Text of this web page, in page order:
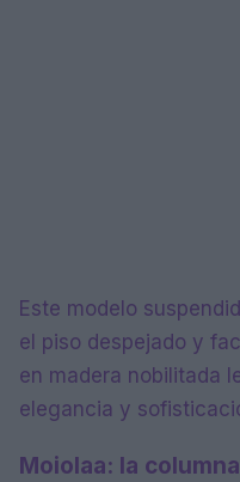
Este modelo
el piso despejado y
en madera nobilitada
elegancia y
Moiolaa: la